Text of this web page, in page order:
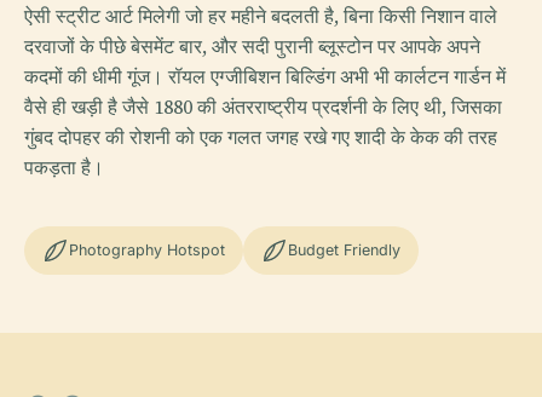
ऐसी स्ट्रीट आर्ट मिलेगी जो हर महीने बदलती है, बिना किसी निशान वाले
दरवाजों के पीछे बेसमेंट बार, और सदी पुरानी ब्लूस्टोन पर आपके अपने
कदमों की धीमी गूंज। रॉयल एग्जीबिशन बिल्डिंग अभी भी कार्लटन गार्डन में
वैसे ही खड़ी है जैसे 1880 की अंतरराष्ट्रीय प्रदर्शनी के लिए थी, जिसका
गुंबद दोपहर की रोशनी को एक गलत जगह रखे गए शादी के केक की तरह
पकड़ता है।
Photography Hotspot Budget Friendly